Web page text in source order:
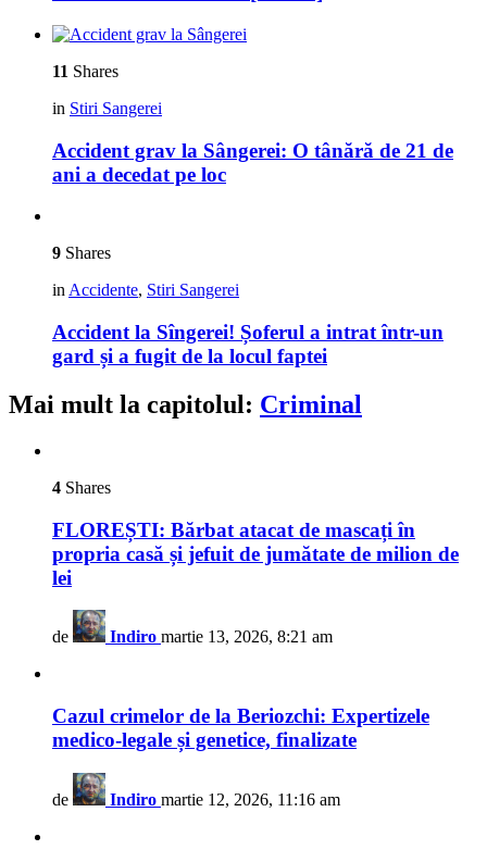
11 Shares
in Stiri Sangerei
Accident grav la Sângerei: O tânără de 21 de
ani a decedat pe loc
9 Shares
inAccidente, Stiri Sangerei
Accident la Sîngerei! Șoferul a intrat într-un
gard și a fugit de la locul faptei
Mai mult la capitolul: Criminal
4 Shares
FLOREȘTI: Bărbat atacat de mascați în
propria casă și jefuit de jumătate de milion de
lei
de Indiro martie 13, 2026, 8:21 am
Cazul crimelor de la Beriozchi: Expertizele
medico-legale și genetice, finalizate
de Indiro martie 12, 2026, 11:16 am